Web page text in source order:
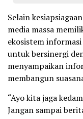
Selain
media massa
ekosistem
untuk bersinergi
menyampaikan
membangun
“Ayo kita jaga
Jangan sampai